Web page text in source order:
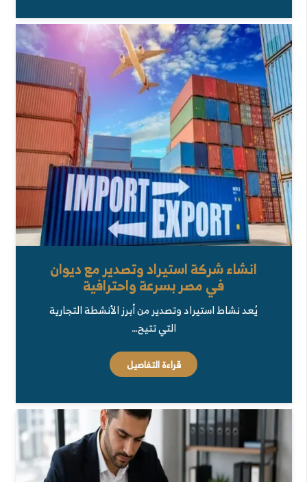
انشاء شركة استيراد وتصدير مع ديوان
في مصر بسرعة واحترافية
يُعد نشاط استيراد وتصدير من أبرز الأنشطة التجارية
التي تتيح…
قراءة التفاصيل